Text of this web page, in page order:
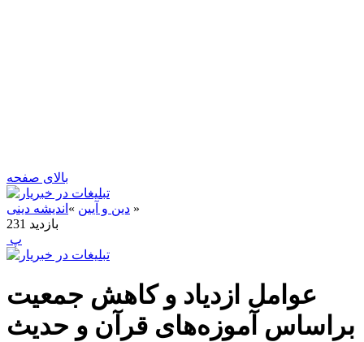
بالای صفحه
دین و آیین » اندیشه دینی
»
231 بازدید
‍ پ
عوامل ازدیاد و کاهش جمعیت
براساس آموزه‌های قرآن و حدیث